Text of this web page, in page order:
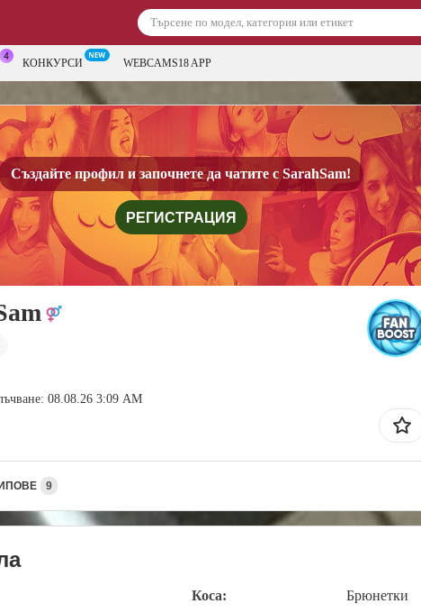
КОНКУРСИ WEBCAMS18 APP
Създайте профил и започнете да чатите с SarahSam!
РЕГИСТРАЦИЯ
08.08.26 3:09 AM
9
Коса:
Брюнетки